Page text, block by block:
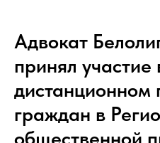
Адвокат
принял участие
дистанционном
граждан в
общественной